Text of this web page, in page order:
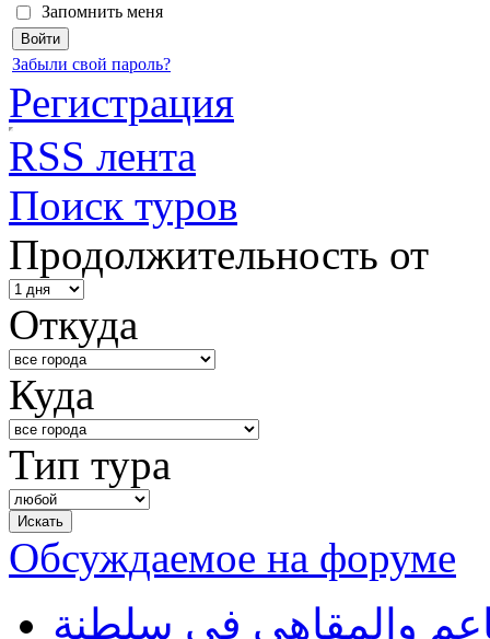
Запомнить меня
Забыли свой пароль?
Регистрация
RSS лента
Поиск туров
Продолжительность от
Откуда
Куда
Тип тура
Обсуждаемое на форуме
والمقاهي في سلطنة